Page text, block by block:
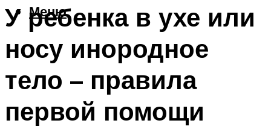
Меню
У ребенка в ухе или
носу инородное
тело – правила
первой помощи